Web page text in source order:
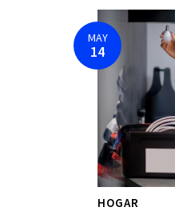
MAY
14
HOGAR